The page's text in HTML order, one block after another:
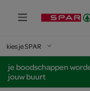
kies je SPAR
je boodschappen
jouw buurt